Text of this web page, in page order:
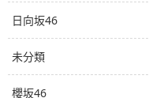
日向坂46
未分類
櫻坂46